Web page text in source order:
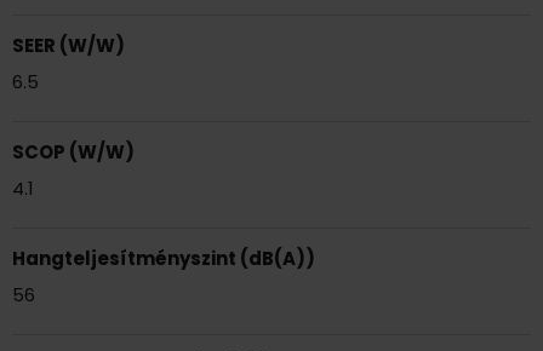
SEER (W/W)
6.5
SCOP (W/W)
4.1
Hangteljesítményszint (dB(A))
56